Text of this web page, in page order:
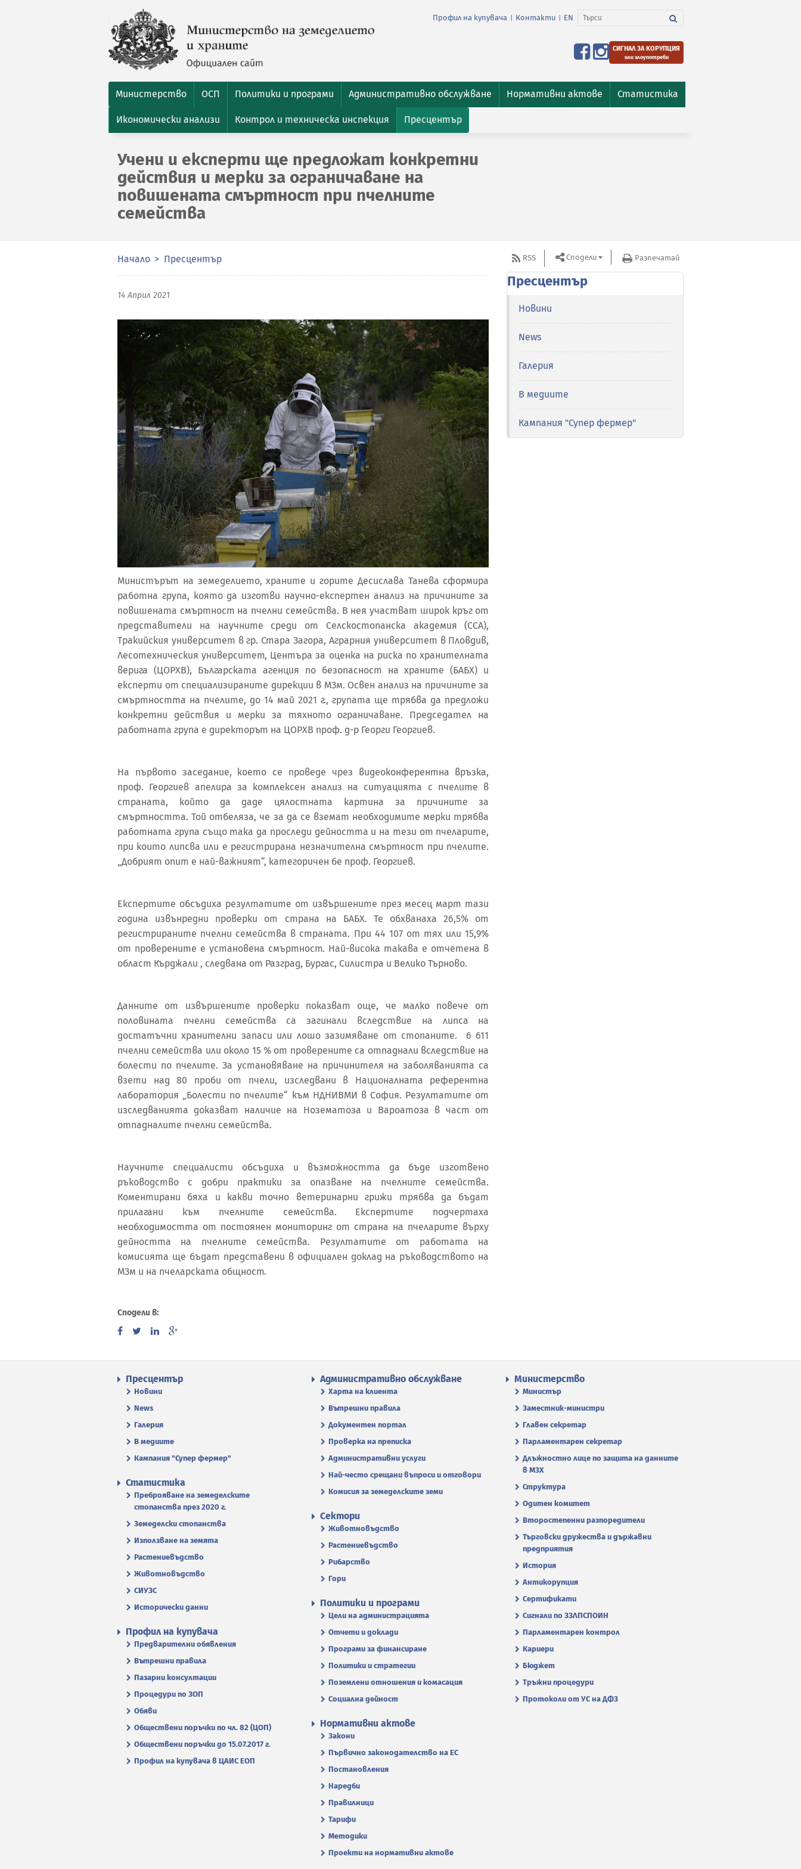
Профил на купувача Контакти EN
СИГНАЛ ЗА КОРУПЦИЯ
или злоупотреби
Министерство ОСП Политики и програми Административно обслужване Нормативни актове Статистика
Икономически анализи Контрол и техническа инспекция Пресцентър
Учени и експерти ще предложат конкретни
действия и мерки за ограничаване на
повишената смъртност при пчелните
семейства
Начало Пресцентър
14 Април 2021
Министърът на земеделието, храните и горите Десислава Танева сформира
работна група, която да изготви научно-експертен анализ на причините за
повишената смъртност на пчелни семейства. В нея участват широк кръг от
представители на научните среди от Селскостопанска академия (ССА),
Тракийския университет в гр. Стара Загора, Аграрния университет в Пловдив,
Лесотехническия университет, Центъра за оценка на риска по хранителната
верига (ЦОРХВ), Българската агенция по безопасност на храните (БАБХ) и
експерти от специализираните дирекции в МЗм. Освен анализ на причините за
смъртността на пчелите, до 14 май 2021 г., групата ще трябва да предложи
конкретни действия и мерки за тяхното ограничаване. Председател на
работната група е директорът на ЦОРХВ проф. д-р Георги Георгиев.
На първото заседание, което се проведе чрез видеоконферентна връзка,
проф. Георгиев апелира за комплексен анализ на ситуацията с пчелите в
страната, който да даде цялостната картина за причините за
смъртността. Той отбеляза, че за да се вземат необходимите мерки трябва
работната група също така да проследи дейността и на тези от пчеларите,
при които липсва или е регистрирана незначителна смъртност при пчелите.
„Добрият опит е най-важният“, категоричен бе проф. Георгиев.
Експертите обсъдиха резултатите от извършените през месец март тази
година извънредни проверки от страна на БАБХ. Те обхванаха 26,5% от
регистрираните пчелни семейства в страната. При 44 107 от тях или 15,9%
от проверените е установена смъртност. Най-висока такава е отчетена в
област Кърджали , следвана от Разград, Бургас, Силистра и Велико Търново.
Данните от извършените проверки показват още, че малко повече от
половината пчелни семейства са загинали вследствие на липса на
достатъчни хранителни запаси или лошо зазимяване от стопаните. 6 611
пчелни семейства или около 15 % от проверените са отпаднали вследствие на
болести по пчелите. За установяване на причинителя на заболяванията са
взети над 80 проби от пчели, изследвани в Националната референтна
лаборатория „Болести по пчелите“ към НДНИВМИ в София. Резултатите от
изследванията доказват наличие на Нозематоза и Вароатоза в част от
отпадналите пчелни семейства.
Научните специалисти обсъдиха и възможността да бъде изготвено
ръководство с добри практики за опазване на пчелните семейства.
Коментирани бяха и какви точно ветеринарни грижи трябва да бъдат
прилагани към пчелните семейства. Експертите подчертаха
необходимостта от постоянен мониторинг от страна на пчеларите върху
дейността на пчелните семейства. Резултатите от работата на
комисията ще бъдат представени в официален доклад на ръководството на
МЗм и на пчеларската общност.
Сподели в:
RSS Сподели Разпечатай
Пресцентър
Новини
News
Галерия
В медиите
Кампания "Супер фермер"
Пресцентър
Новини
News
Галерия
В медиите
Кампания "Супер фермер"
Административно обслужване
Харта на клиента
Вътрешни правила
Документен портал
Проверка на преписка
Административни услуги
Най-често срещани въпроси и отговори
Комисия за земеделските земи
Министерство
Министър
Заместник-министри
Главен секретар
Парламентарен секретар
Длъжностно лице по защита на данните
в МЗХ
Структура
Одитен комитет
Второстепенни разпоредители
Търговски дружества и държавни
предприятия
История
Антикорупция
Сертификати
Сигнали по ЗЗЛПСПОИН
Парламентарен контрол
Кариери
Бюджет
Тръжни процедури
Протоколи от УС на ДФЗ
Статистика
Преброяване на земеделските
стопанства през 2020 г.
Земеделски стопанства
Използване на земята
Растениевъдство
Животновъдство
СИУЗС
Исторически данни
Сектори
Животновъдство
Растениевъдство
Рибарство
Гори
Политики и програми
Цели на администрацията
Отчети и доклади
Програми за финансиране
Политики и стратегии
Поземлени отношения и комасация
Социална дейност
Профил на купувача
Предварителни обявления
Вътрешни правила
Пазарни консултации
Процедури по ЗОП
Обяви
Обществени поръчки по чл. 82 (ЦОП)
Обществени поръчки до 15.07.2017 г.
Профил на купувача в ЦАИС ЕОП
Нормативни актове
Закони
Първично законодателство на ЕС
Постановления
Наредби
Правилници
Тарифи
Методики
Проекти на нормативни актове